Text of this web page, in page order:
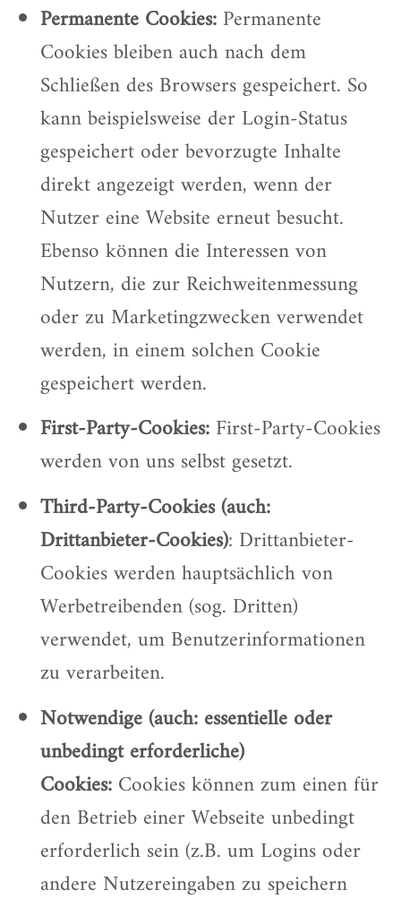
Permanente Cookies:Permanente
Cookies bleiben auch nach dem
Schließen des Browsers gespeichert. So
kann beispielsweise der Login-Status
gespeichert oder bevorzugte Inhalte
direkt angezeigt werden, wenn der
Nutzer eine Website erneut besucht.
Ebenso können die Interessen von
Nutzern, die zur Reichweitenmessung
oder zu Marketingzwecken verwendet
werden, in einem solchen Cookie
gespeichert werden.
First-Party-Cookies:First-Party-Cookies
werden von uns selbst gesetzt.
Third-Party-Cookies (auch:
Drittanbieter-Cookies): Drittanbieter-
Cookies werden hauptsächlich von
Werbetreibenden (sog. Dritten)
verwendet, um Benutzerinformationen
zu verarbeiten.
Notwendige (auch: essentielle oder
unbedingt erforderliche)
Cookies:Cookies können zum einen für
den Betrieb einer Webseite unbedingt
erforderlich sein (z.B. um Logins oder
andere Nutzereingaben zu speichern